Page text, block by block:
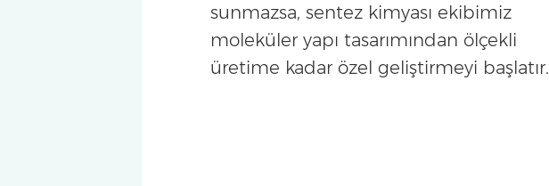
sunmazsa, sentez kimyası ekibimiz
moleküler yapı tasarımından ölçekli
üretime kadar özel geliştirmeyi başlatır.